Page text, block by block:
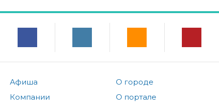
Афиша
Компании
О городе
О портале